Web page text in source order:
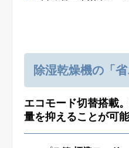
除湿乾燥機の「省
エコモード切替搭載
量を抑えることが可能